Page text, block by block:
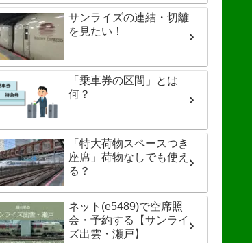
サンライズの連結・切離
を見たい！
「乗車券の区間」とは
何？
「特大荷物スペースつき
座席」荷物なしでも使え
る？
ネット(e5489)で空席照
会・予約する【サンライ
ズ出雲・瀬戸】